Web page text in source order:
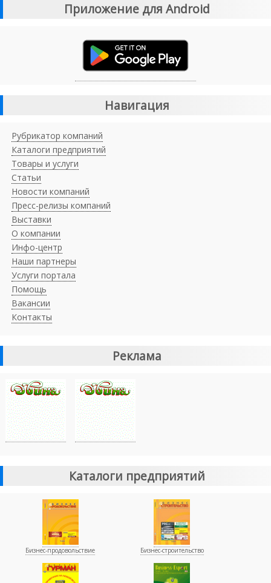
Приложение для Android
Навигация
Рубрикатор компаний
Каталоги предприятий
Товары и услуги
Статьи
Новости компаний
Пресс-релизы компаний
Выставки
О компании
Инфо-центр
Наши партнеры
Услуги портала
Помощь
Вакансии
Контакты
Реклама
Каталоги предприятий
Бизнес-продовольствие Бизнес-строительство